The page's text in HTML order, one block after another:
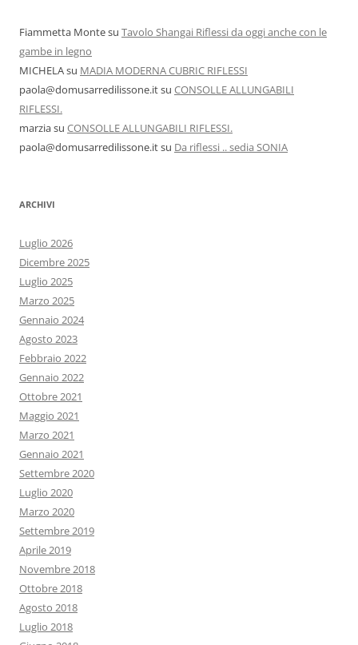
Fiammetta Montesu Tavolo Shangai Riflessi da oggi anche con le
gambe in legno
MICHELAsu MADIA MODERNA CUBRIC RIFLESSI
paola@domusarredilissone.itsu CONSOLLE ALLUNGABILI
RIFLESSI.
marziasu CONSOLLE ALLUNGABILI RIFLESSI.
paola@domusarredilissone.itsu Da riflessi .. sedia SONIA
ARCHIVI
Luglio 2026
Dicembre 2025
Luglio 2025
Marzo 2025
Gennaio 2024
Agosto 2023
Febbraio 2022
Gennaio 2022
Ottobre 2021
Maggio 2021
Marzo 2021
Gennaio 2021
Settembre 2020
Luglio 2020
Marzo 2020
Settembre 2019
Aprile 2019
Novembre 2018
Ottobre 2018
Agosto 2018
Luglio 2018